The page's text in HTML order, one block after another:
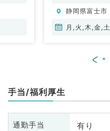
静岡県富士市
月,火,木,金,土
<
手当/福利厚生
通勤手当 有り